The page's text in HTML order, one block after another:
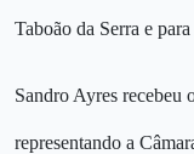
Taboão da Serra e
Sandro Ayres recebeu
representando a